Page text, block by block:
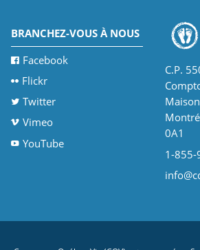
BRANCHEZ-VOUS À NOUS
Facebook
Flickr
Twitter
Vimeo
YouTube
C.P.
0A1
1-855-